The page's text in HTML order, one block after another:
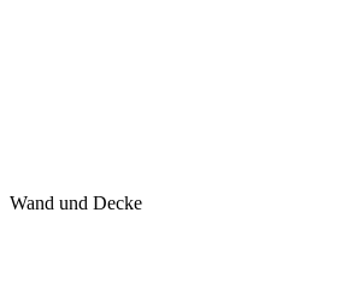
Wand und Decke